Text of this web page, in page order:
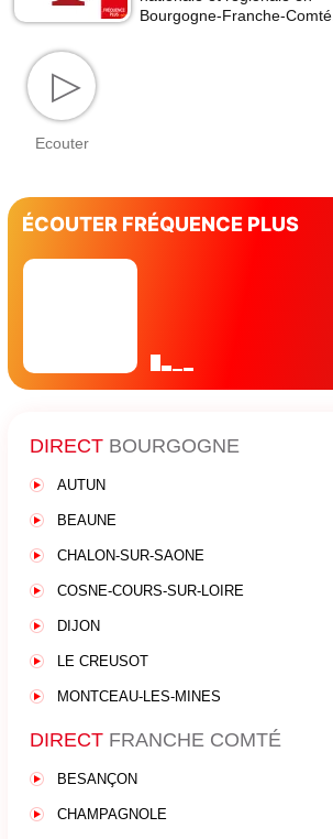
Bourgogne-Franche-Comté.
▷
Ecouter
ÉCOUTER FRÉQUENCE PLUS
DIRECT BOURGOGNE
AUTUN
BEAUNE
CHALON-SUR-SAONE
COSNE-COURS-SUR-LOIRE
DIJON
LE CREUSOT
MONTCEAU-LES-MINES
DIRECT FRANCHE COMTÉ
BESANÇON
CHAMPAGNOLE